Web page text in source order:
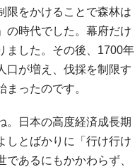
限をかけることで森林は
の時代でした。幕府だけ
ました。その後、1700年
口が増え、伐採を制限す
ったのです。
日本の高度経済成長期
しとばかりに「行け行け
あるにもかかわらず、